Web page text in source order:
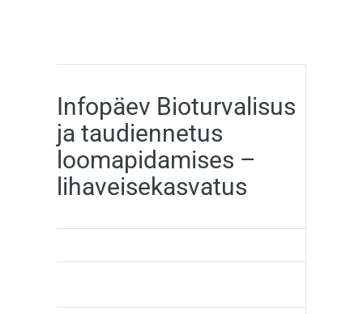
Infopäev Bioturvalisus
ja taudiennetus
loomapidamises –
lihaveisekasvatus